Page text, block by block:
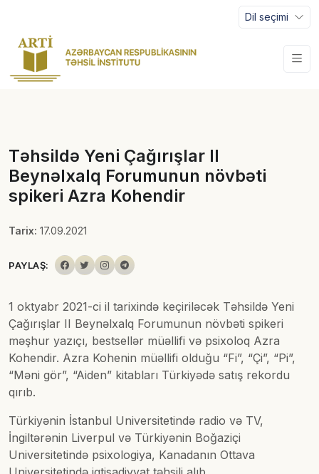
Dil seçimi
Təhsildə Yeni Çağırışlar II
Beynəlxalq Forumunun növbəti
spikeri Azra Kohendir
Tarix: 17.09.2021
PAYLAŞ:
1 oktyabr 2021-ci il tarixində keçiriləcək Təhsildə Yeni
Çağırışlar II Beynəlxalq Forumunun növbəti spikeri
məşhur yazıçı, bestsellər müəllifi və psixoloq Azra
Kohendir. Azra Kohenin müəllifi olduğu “Fi”, “Çi”, “Pi”,
“Məni gör”, “Aiden” kitabları Türkiyədə satış rekordu
qırıb.
Türkiyənin İstanbul Universitetində radio və TV,
İngiltərənin Liverpul və Türkiyənin Boğaziçi
Universitetində psixologiya, Kanadanın Ottava